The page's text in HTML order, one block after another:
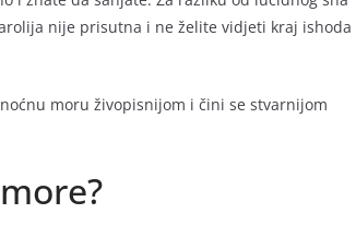
nije prisutna i ne želite vidjeti kraj ishoda
moru živopisnijom i čini se stvarnijom